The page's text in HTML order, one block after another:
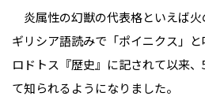
炎属性の幻獣の代表格といえば火
ギリシア語読みで「ポイニクス」
ロドトス『歴史』に記されて以来
て知られるようになりました。